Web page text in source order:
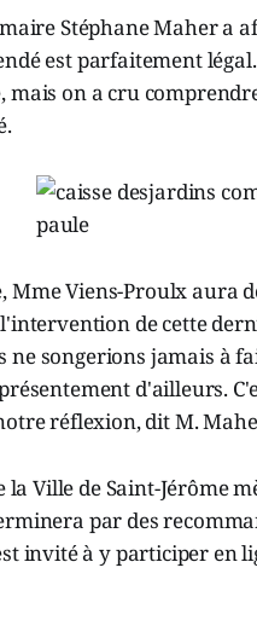
Stéphane Maher a
est parfaitement
on a cru
Viens-Proulx aura
de cette
ne songerions jamais à
d'ailleurs.
réflexion, dit M.
Ville de Saint-Jérôme
par des
invité à y participer en